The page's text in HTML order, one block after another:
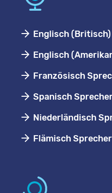
Englisch
Englisch
Französisch
Spanisch
Niederländisch
Flämisch Sprecher